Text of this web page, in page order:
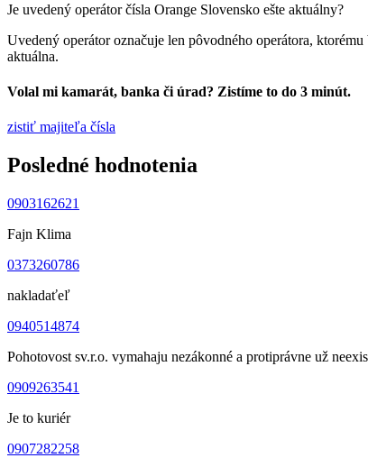
Je uvedený operátor čísla Orange Slovensko ešte aktuálny?
Uvedený operátor označuje len pôvodného operátora,
aktuálna.
Volal mi kamarát, banka či úrad? Zistíme to do 3 minút.
zistiť majiteľa čísla
Posledné hodnotenia
0903162621
Fajn Klima
0373260786
nakladaťeľ
0940514874
Pohotovost sv.r.o. vymahaju nezákonné a protiprávne už
0909263541
Je to kuriér
0907282258